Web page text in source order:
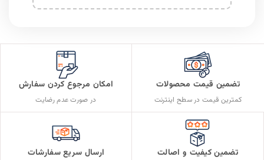
تضمین قیمت محصولات
کمترین قیمت در سطح اینترنت
امکان مرجوع کردن سفارش
در صورت عدم رضایت
تضمین کیفیت و اصالت ارسال سریع سفارشات